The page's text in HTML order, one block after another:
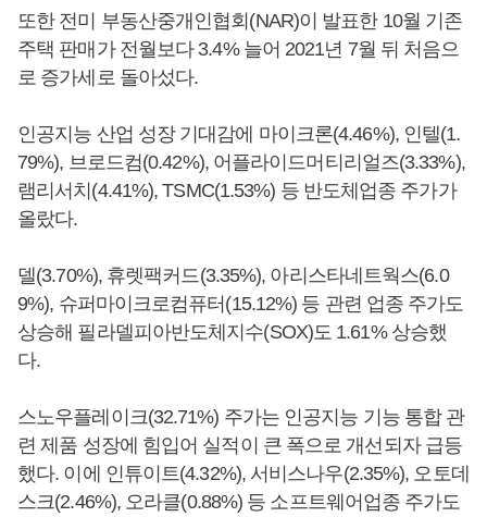
또한 전미 부동산중개인협회(NAR)이 발표한 10월 기존
주택 판매가 전월보다 3.4% 늘어 2021년 7월 뒤 처음으
로 증가세로 돌아섰다.
인공지능 산업 성장 기대감에 마이크론(4.46%), 인텔(1.
79%), 브로드컴(0.42%), 어플라이드머티리얼즈(3.33%),
램리서치(4.41%), TSMC(1.53%) 등 반도체업종 주가가
올랐다.
델(3.70%), 휴렛팩커드(3.35%), 아리스타네트웍스(6.0
9%), 슈퍼마이크로컴퓨터(15.12%) 등 관련 업종 주가도
상승해 필라델피아반도체지수(SOX)도 1.61% 상승했
다.
스노우플레이크(32.71%) 주가는 인공지능 기능 통합 관
련 제품 성장에 힘입어 실적이 큰 폭으로 개선되자 급등
했다. 이에 인튜이트(4.32%), 서비스나우(2.35%), 오토데
스크(2.46%), 오라클(0.88%) 등 소프트웨어업종 주가도